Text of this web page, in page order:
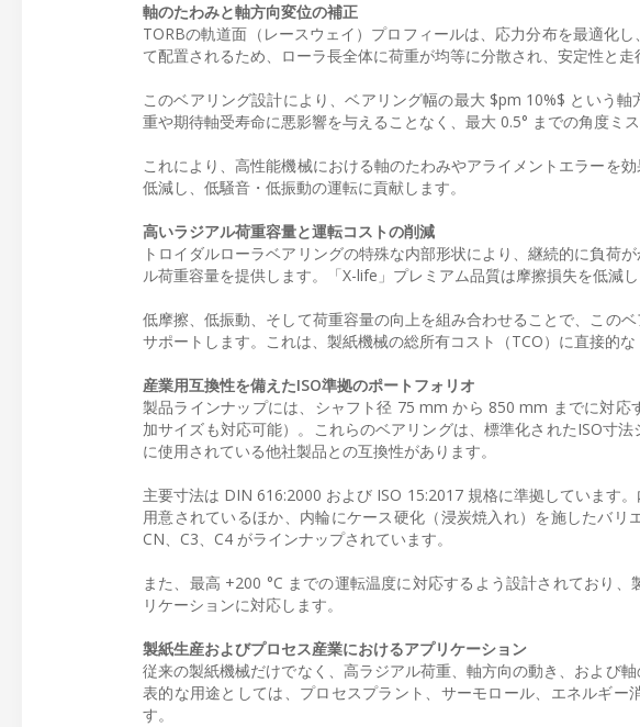
軸のたわみと軸方向変位の補正
TORBの軌道面（レースウェイ）プロフィールは、応力分布を最適化
て配置されるため、ローラ長全体に荷重が均等に分散され、安定性と走
このベアリング設計により、ベアリング幅の最大 $pm 10%$ という
重や期待軸受寿命に悪影響を与えることなく、最大 0.5° までの角度ミ
これにより、高性能機械における軸のたわみやアライメントエラーを
低減し、低騒音・低振動の運転に貢献します。
高いラジアル荷重容量と運転コストの削減
トロイダルローラベアリングの特殊な内部形状により、継続的に負荷
ル荷重容量を提供します。「X-life」プレミアム品質は摩擦損失を低減
低摩擦、低振動、そして荷重容量の向上を組み合わせることで、この
サポートします。これは、製紙機械の総所有コスト（TCO）に直接的な
産業用互換性を備えたISO準拠のポートフォリオ
製品ラインナップには、シャフト径 75 mm から 850 mm までに対
加サイズも対応可能）。これらのベアリングは、標準化されたISO寸
に使用されている他社製品との互換性があります。
主要寸法は DIN 616:2000 および ISO 15:2017 規格に準拠しています
用意されているほか、内輪にケース硬化（浸炭焼入れ）を施したバリ
CN、C3、C4 がラインナップされています。
また、最高 +200 °C までの運転温度に対応するよう設計されており
リケーションに対応します。
製紙生産およびプロセス産業におけるアプリケーション
従来の製紙機械だけでなく、高ラジアル荷重、軸方向の動き、および
表的な用途としては、プロセスプラント、サーモロール、エネルギ
す。